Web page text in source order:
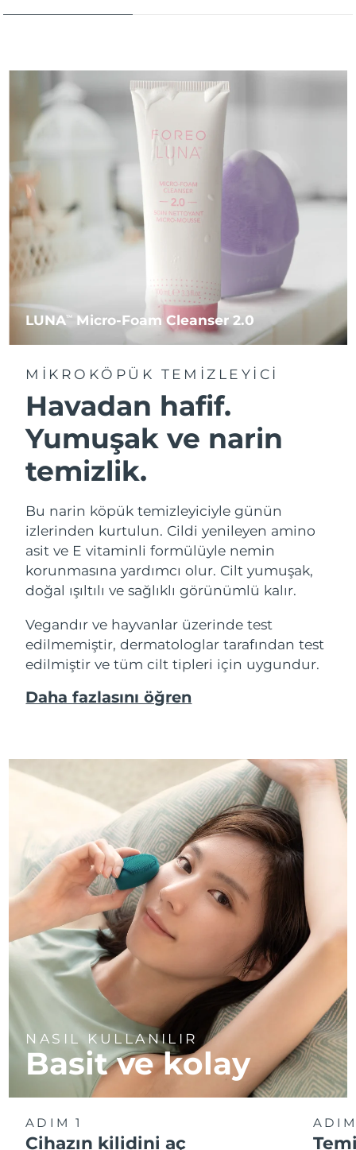
LUNATM Micro-Foam Cleanser 2.0
MIKROKÖPÜK TEMIZLEYICI
Havadan hafif.
Yumuşak ve narin
temizlik.
Bu narin köpük temizleyiciyle günün
izlerinden kurtulun. Cildi yenileyen amino
asit ve E vitaminli formülüyle nemin
korunmasına yardımcı olur. Cilt yumuşak,
doğal ışıltılı ve sağlıklı görünümlü kalır.
Vegandır ve hayvanlar üzerinde test
edilmemiştir, dermatologlar tarafından test
edilmiştir ve tüm cilt tipleri için uygundur.
Daha fazlasını öğren
NASIL KULLANILIR
Basit ve kolay
ADIM 1
Cihazın kilidini aç